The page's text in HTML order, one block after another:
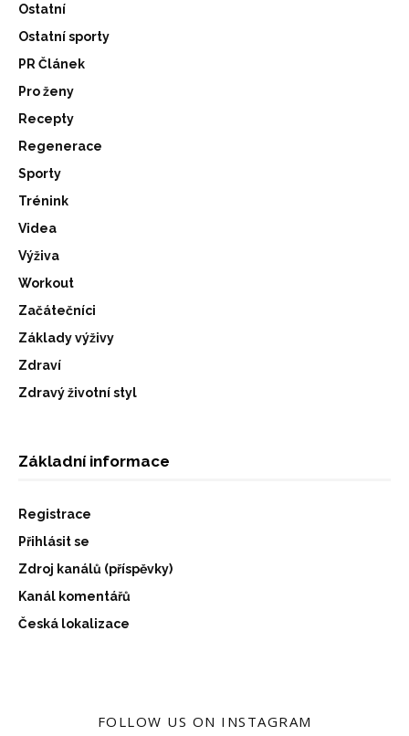
Ostatní
Ostatní sporty
PR Článek
Pro ženy
Recepty
Regenerace
Sporty
Trénink
Videa
Výživa
Workout
Začátečníci
Základy výživy
Zdraví
Zdravý životní styl
Základní informace
Registrace
Přihlásit se
Zdroj kanálů (příspěvky)
Kanál komentářů
Česká lokalizace
FOLLOW US ON INSTAGRAM